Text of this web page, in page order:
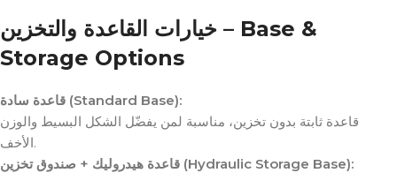
خيارات القاعدة والتخزين – Base &
Storage Options
قاعدة سادة (Standard Base):
قاعدة ثابتة بدون تخزين، مناسبة لمن يفضّل الشكل البسيط والوزن
الأخف.
قاعدة هيدروليك + صندوق تخزين (Hydraulic Storage Base):